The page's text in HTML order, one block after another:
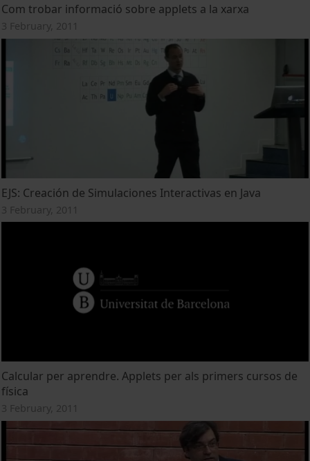
Com trobar informació sobre applets a la xarxa
3 February, 2011
EJS: Creación de Simulaciones Interactivas en Java
3 February, 2011
Calcular per aprendre. Applets per als primers cursos de
física
3 February, 2011